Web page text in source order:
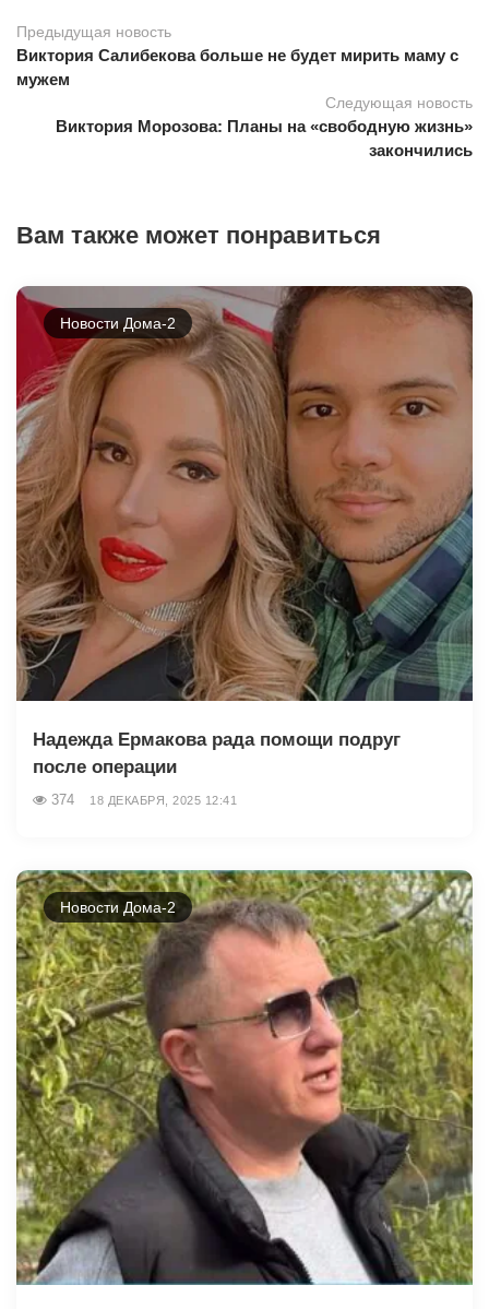
Предыдущая новость
Виктория Салибекова больше не будет мирить маму с
мужем
Следующая новость
Виктория Морозова: Планы на «свободную жизнь»
закончились
Вам также может понравиться
Новости Дома-2
Надежда Ермакова рада помощи подруг
после операции
374 18 ДЕКАБРЯ, 2025 12:41
Новости Дома-2